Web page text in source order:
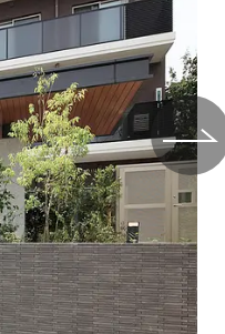
研修のサポート
得サポート制度
ッセージ
役のプロジェクト